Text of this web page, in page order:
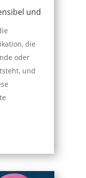
und
die
oder
und